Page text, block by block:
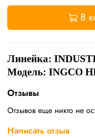
В
Линейка:
Модель: INGCO
Отзывы
Отзывов еще никто не
Написать отзыв